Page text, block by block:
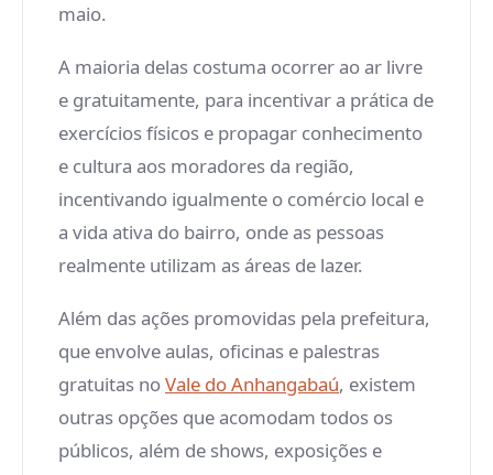
maio.
A maioria delas costuma ocorrer ao ar livre
e gratuitamente, para incentivar a prática de
exercícios físicos e propagar conhecimento
e cultura aos moradores da região,
incentivando igualmente o comércio local e
a vida ativa do bairro, onde as pessoas
realmente utilizam as áreas de lazer.
Além das ações promovidas pela prefeitura,
que envolve aulas, oficinas e palestras
gratuitas noVale do Anhangabaú, existem
outras opções que acomodam todos os
públicos, além de shows, exposições e